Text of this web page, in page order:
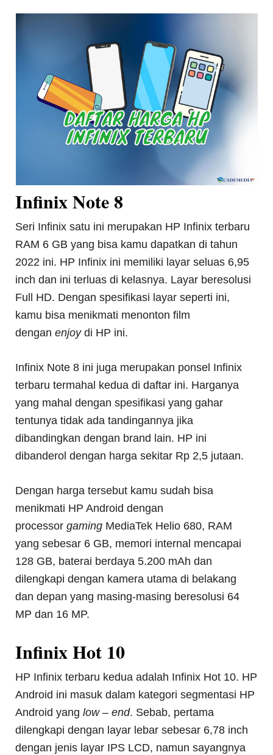
Infinix Note 8
Seri Infinix satu ini merupakan HP Infinix terbaru
RAM 6 GB yang bisa kamu dapatkan di tahun
2022 ini. HP Infinix ini memiliki layar seluas 6,95
inch dan ini terluas di kelasnya. Layar beresolusi
Full HD. Dengan spesifikasi layar seperti ini,
kamu bisa menikmati menonton film
denganenjoydi HP ini.
Infinix Note 8 ini juga merupakan ponsel Infinix
terbaru termahal kedua di daftar ini. Harganya
yang mahal dengan spesifikasi yang gahar
tentunya tidak ada tandingannya jika
dibandingkan dengan brand lain. HP ini
dibanderol dengan harga sekitar Rp 2,5 jutaan.
Dengan harga tersebut kamu sudah bisa
menikmati HP Android dengan
processorgaming MediaTek Helio 680, RAM
yang sebesar 6 GB, memori internal mencapai
128 GB, baterai berdaya 5.200 mAh dan
dilengkapi dengan kamera utama di belakang
dan depan yang masing-masing beresolusi 64
MP dan 16 MP.
Infinix Hot 10
HP Infinix terbaru kedua adalah Infinix Hot 10. HP
Android ini masuk dalam kategori segmentasi HP
Android yanglow – end. Sebab, pertama
dilengkapi dengan layar lebar sebesar 6,78 inch
dengan jenis layar IPS LCD, namun sayangnya